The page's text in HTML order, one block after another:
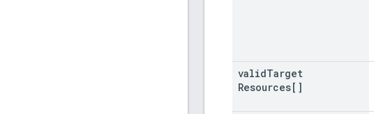
validTarget
Resources[]